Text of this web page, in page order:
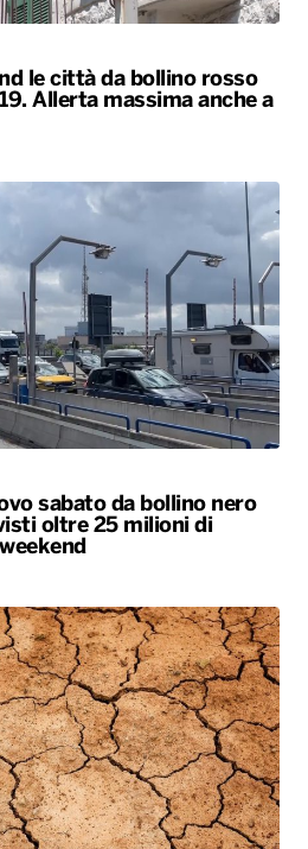
le città da bollino rosso
Allerta massima anche a
sabato da bollino nero
oltre 25 milioni di